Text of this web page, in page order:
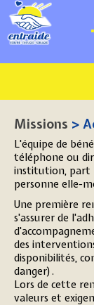
Missions >
L'équipe de
téléphone ou
institution, part
personne elle-
Une première
s'assurer de
des
disponibilités,
danger).
Lors de cette
valeurs et